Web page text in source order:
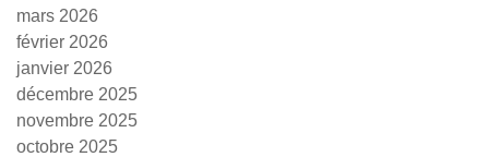
mars 2026
février 2026
janvier 2026
décembre 2025
novembre 2025
octobre 2025